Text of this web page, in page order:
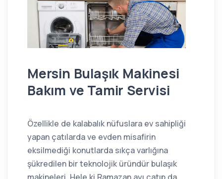
Mersin Bulaşık Makinesi
Bakım ve Tamir Servisi
Özellikle de kalabalık nüfuslara ev sahipliği
yapan çatılarda ve evden misafirin
eksilmediği konutlarda sıkça varlığına
şükredilen bir teknolojik üründür bulaşık